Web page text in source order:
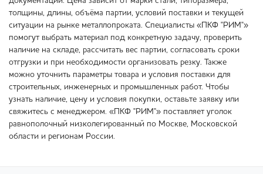
толщины, длины, объёма партии, условий поставки и текущей
ситуации на рынке металлопроката. Специалисты «ПКФ "РИМ"»
помогут выбрать материал под конкретную задачу, проверить
наличие на складе, рассчитать вес партии, согласовать сроки
отгрузки и при необходимости организовать резку. Также
можно уточнить параметры товара и условия поставки для
строительных, инженерных и промышленных работ. Чтобы
узнать наличие, цену и условия покупки, оставьте заявку или
свяжитесь с менеджером. «ПКФ "РИМ"» поставляет уголок
равнополочный низколегированный по Москве, Московской
области и регионам России.